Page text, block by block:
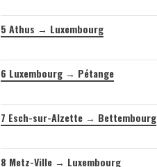
5 Athus → Luxembourg
6 Luxembourg → Pétange
7 Esch-sur-Alzette → Bettembourg
8 Metz-Ville → Luxembourg